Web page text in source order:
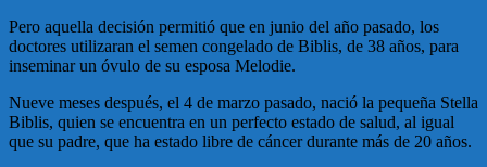
Pero aquella decisión permitió que en junio del año pasado, los
doctores utilizaran el semen congelado de Biblis, de 38 años, para
inseminar un óvulo de su esposa Melodie.
Nueve meses después, el 4 de marzo pasado, nació la pequeña Stella
Biblis, quien se encuentra en un perfecto estado de salud, al igual
que su padre, que ha estado libre de cáncer durante más de 20 años.